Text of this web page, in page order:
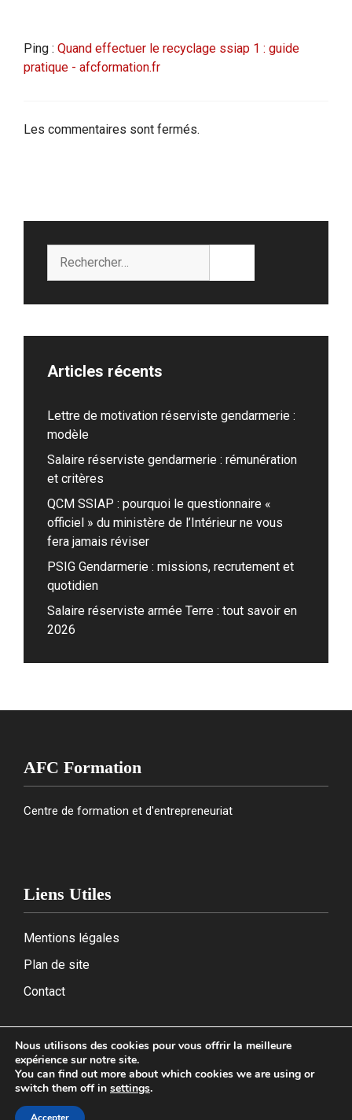
Ping : Quand effectuer le recyclage ssiap 1 : guide
pratique - afcformation.fr
Les commentaires sont fermés.
Articles récents
Lettre de motivation réserviste gendarmerie :
modèle
Salaire réserviste gendarmerie : rémunération
et critères
QCM SSIAP : pourquoi le questionnaire «
officiel » du ministère de l’Intérieur ne vous
fera jamais réviser
PSIG Gendarmerie : missions, recrutement et
quotidien
Salaire réserviste armée Terre : tout savoir en
2026
AFC Formation
Centre de formation et d'entrepreneuriat
Liens Utiles
Mentions légales
Plan de site
Contact
2026
Nous utilisons des cookies pour vous offrir la meilleure
expérience sur notre site.
You can find out more about which cookies we are using or
switch them off in settings.